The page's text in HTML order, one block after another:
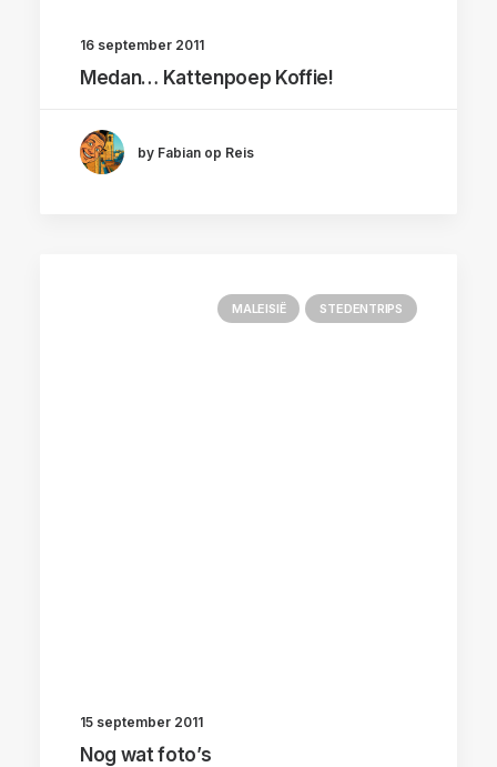
16 september 2011
Medan… Kattenpoep Koffie!
by Fabian op Reis
MALEISIË STEDENTRIPS
15 september 2011
Nog wat foto’s